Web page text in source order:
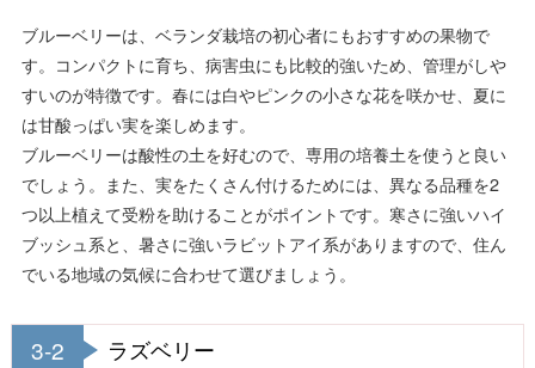
ブルーベリーは、ベランダ栽培の初心者にもおすすめの果物で
す。コンパクトに育ち、病害虫にも比較的強いため、管理がしや
すいのが特徴です。春には白やピンクの小さな花を咲かせ、夏に
は甘酸っぱい実を楽しめます。
ブルーベリーは酸性の土を好むので、専用の培養土を使うと良い
でしょう。また、実をたくさん付けるためには、異なる品種を2
つ以上植えて受粉を助けることがポイントです。寒さに強いハイ
ブッシュ系と、暑さに強いラビットアイ系がありますので、住ん
でいる地域の気候に合わせて選びましょう。
3-2 ラズベリー